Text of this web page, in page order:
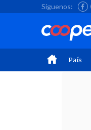
Síguenos:
País